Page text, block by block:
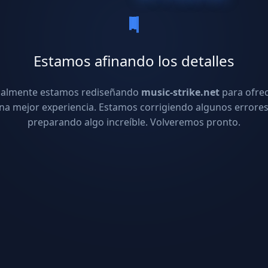
Estamos afinando los detalles
estamos rediseñando music-strike.net para
mejor experiencia. Estamos corrigiendo algunos
preparando algo increíble. Volveremos pronto.